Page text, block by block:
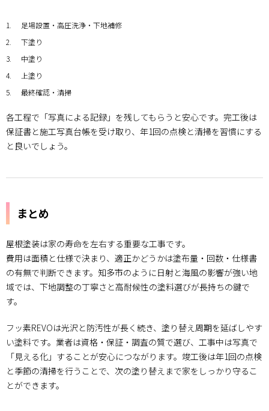
足場設置・高圧洗浄・下地補修
下塗り
中塗り
上塗り
最終確認・清掃
各工程で「写真による記録」を残してもらうと安心です。完工後は
保証書と施工写真台帳を受け取り、年1回の点検と清掃を習慣にする
と良いでしょう。
まとめ
屋根塗装は家の寿命を左右する重要な工事です。
費用は面積と仕様で決まり、適正かどうかは塗布量・回数・仕様書
の有無で判断できます。知多市のように日射と海風の影響が強い地
域では、下地調整の丁寧さと高耐候性の塗料選びが長持ちの鍵で
す。
フッ素REVOは光沢と防汚性が長く続き、塗り替え周期を延ばしやす
い塗料です。業者は資格・保証・調査の質で選び、工事中は写真で
「見える化」することが安心につながります。竣工後は年1回の点検
と季節の清掃を行うことで、次の塗り替えまで家をしっかり守るこ
とができます。